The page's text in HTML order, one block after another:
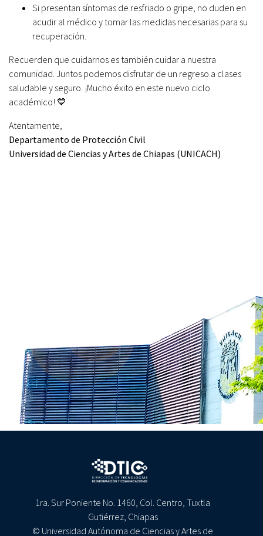
Si presentan síntomas de resfriado o gripe, no duden en
acudir al médico y tomar las medidas necesarias para su
recuperación.
Recuerden que cuidarnos es también cuidar a nuestra
comunidad. Juntos podemos disfrutar de un regreso a clases
saludable y seguro. ¡Mucho éxito en este nuevo ciclo
académico! 💙
Atentamente,
Departamento de Protección Civil
Universidad de Ciencias y Artes de Chiapas (UNICACH)
1ra. Sur Poniente No. 1460, Col. Centro, Tuxtla
Gutiérrez, Chiapas
© Universidad Autónoma de Ciencias y Artes de